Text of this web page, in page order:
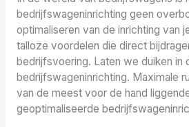
bedrijfswageninrichting geen
optimaliseren van de inrichting van
talloze voordelen die direct
bedrijfsvoering. Laten we duiken in
bedrijfswageninrichting. Maximale
van de meest voor de hand
geoptimaliseerde